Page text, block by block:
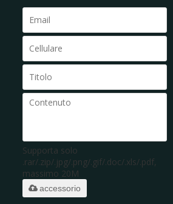
Supporta solo
.rar/.zip/.jpg/.png/.gif/.doc/.xls/.pdf,
massimo 20M
accessorio